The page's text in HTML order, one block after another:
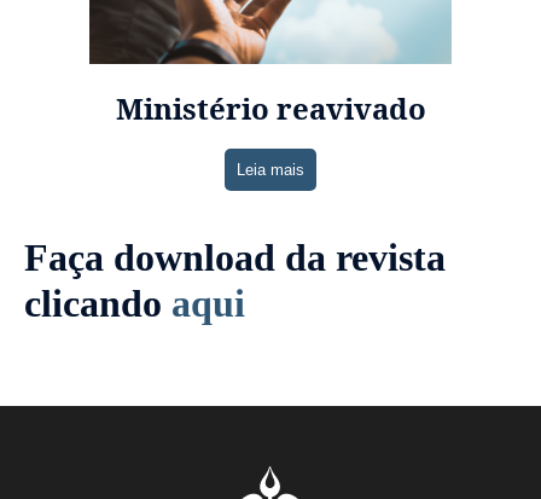
Ministério reavivado
Leia mais
Faça download da revista
clicando aqui